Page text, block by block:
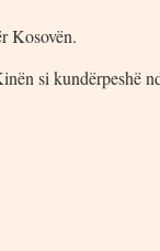
Kosovën.
si kundërpeshë